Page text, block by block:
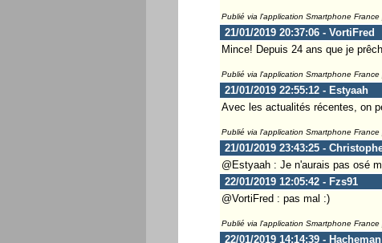
Publié via l'application Smartphone France
21/01/2019 20:37:06 - VortiFred
Mince! Depuis 24 ans que je
Publié via l'application Smartphone France
21/01/2019 22:55:12 - Estyaah
Avec les actualités récentes, on
Publié via l'application Smartphone France
21/01/2019 23:43:25 -
@Estyaah : Je n'aurais pas osé
22/01/2019 12:05:42 - Fzs91
@VortiFred : pas mal :)
Publié via l'application Smartphone France
22/01/2019 14:14:39 - Hacheman